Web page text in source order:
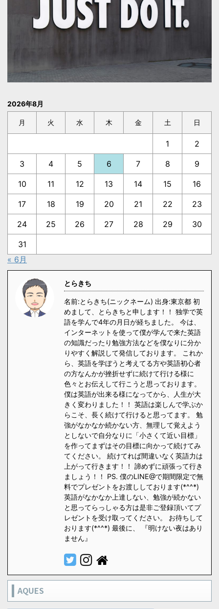
2026年8月
月 火 水 木 金 土 日
1 2
3 4 5 6 7 8 9
10 11 12 13 14 15 16
17 18 19 20 21 22 23
24 25 26 27 28 29 30
31
« 6月
とらきち
名前:とらきち(ニックネーム) 出身:東京都 初
めまして、とらきちと申します！！ 独学で英
語を学んで4年の月日が経ちました。 今は、
インターネットを使って僕が学んで来た英語
の知識だったり勉強方法などを僕なりに分か
りやすく解説して発信しております。 これか
ら、英語を学ぼうと考えてる方や英語初心者
の方なんかが挫折せずに続けて行ける様に
色々とお伝えして行こうと思っております。
僕は英語が出来る様になってから、人生が大
きく変わりました！！ 英語は楽しんで学ぶか
らこそ、長く続けて行けると思ってます。 勉
強がなかなか続かない方、無理して覚えよう
としないで自分なりに「小さくて近い目標」
を作ってまずはその目標に向かって続けてみ
てください。 続けてれば間違いなく英語力は
上がって行きます！！ 諦めずに頑張って行き
ましょう！！ PS. 僕のLINE@で期間限定で無
料でプレゼントをお渡ししております(*^^*)
英語がなかなか上達しない、勉強が続かない
と思ってらっしゃる方は是非ご登録頂いてプ
レゼントを受け取ってください。 お待ちして
おります(*^^*) 最後に、 『明けない夜はあり
ません』
AQUES